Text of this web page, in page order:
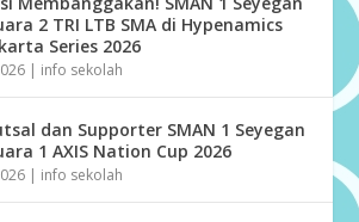
2 TRI LTB SMA di Hypenamics
Series 2026
| info sekolah
dan Supporter SMAN 1 Seyegan
1 AXIS Nation Cup 2026
| info sekolah